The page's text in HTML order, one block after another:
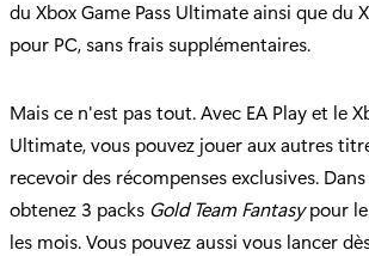
du Xbox Game Pass Ultimate ainsi que du
pour PC, sans frais supplémentaires.
Mais ce n'est pas tout. Avec EA Play et le
Ultimate, vous pouvez jouer aux autres
recevoir des récompenses exclusives. Dans
obtenez 3 packs Gold Team Fantasypour le
les mois. Vous pouvez aussi vous lancer